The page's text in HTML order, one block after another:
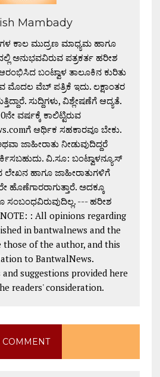
Mambady
ಕಾಲ ಮುದ್ರಣ ಮಾಧ್ಯಮ ಹಾಗೂ
ಅನುಭವವಿರುವ ಪತ್ರಕರ್ತ ಹರೀಶ
ಬಂಟ್ವಾಳ ತಾಲೂಕಿನ ಕುರಿತು
ಮೊದಲ ವೆಬ್ ಪತ್ರಿಕೆ ಇದು. ಲಕ್ಷಾಂತರ
ಸುದ್ದಿಗಳು, ವಿಶ್ಲೇಷಣೆಗೆ ಆದ್ಯತೆ.
ವರ್ಷಕ್ಕೆ ಕಾಲಿಟ್ಟಿರುವ
ಆರ್ಥಿಕ ಸಹಕಾರವೂ ಬೇಕು.
ಜಾಹೀರಾತು ನೀಡುವುದಿದ್ದರೆ
ವಿ.ಸೂ: ಬಂಟ್ವಾಳನ್ಯೂಸ್
ಲೇಖನ ಹಾಗೂ ಜಾಹೀರಾತುಗಳಿಗೆ
ಹೊಣೆಗಾರರಾಗುತ್ತಾರೆ. ಅದಕ್ಕೂ
ಸಂಬಂಧವಿರುವುದಿಲ್ಲ. --- ಹರೀಶ
: All opinions regarding
in bantwalnews and the
of the author, and this
to BantwalNews.
suggestions provided here
readers' consideration.
COMMENT